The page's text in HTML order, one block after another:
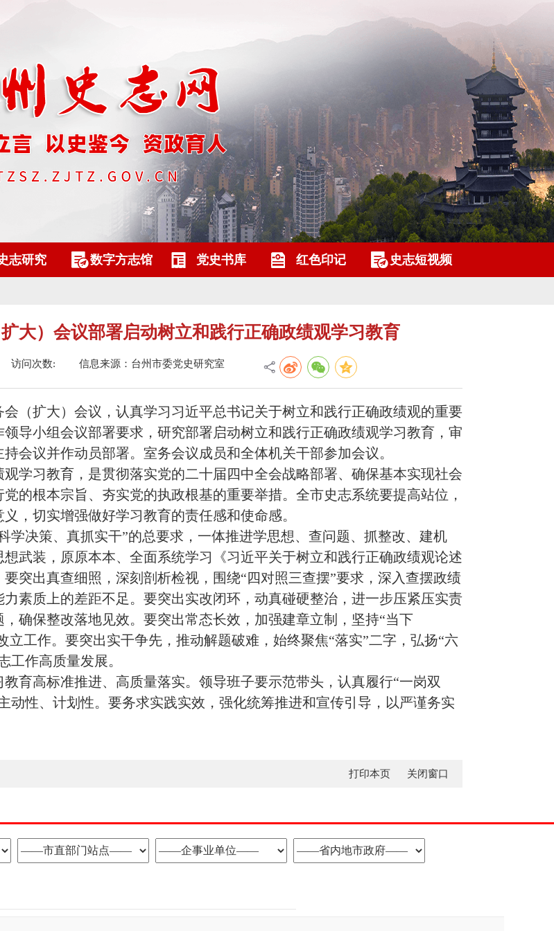
志研究 数字方志馆 党史书库 红色印记 史志短视频
大）会议部署启动树立和践行正确政绩观学习教育
访问次数: 信息来源：台州市委党史研究室
（扩大）会议，认真学习习近平总书记关于树立和践行正确政绩观的重要
导小组会议部署要求，研究部署启动树立和践行正确政绩观学习教育，审
会议并作动员部署。室务会议成员和全体机关干部参加会议。
学习教育，是贯彻落实党的二十届四中全会战略部署、确保基本实现社会
的根本宗旨、夯实党的执政根基的重要举措。全市史志系统要提高站位，
，切实增强做好学习教育的责任感和使命感。
学决策、真抓实干”的总要求，一体推进学思想、查问题、抓整改、建机
武装，原原本本、全面系统学习《习近平关于树立和践行正确政绩观论述
突出真查细照，深刻剖析检视，围绕“四对照三查摆”要求，深入查摆政绩
素质上的差距不足。要突出实改闭环，动真碰硬整治，进一步压紧压实责
确保整改落地见效。要突出常态长效，加强建章立制，坚持“当下
立工作。要突出实干争先，推动解题破难，始终聚焦“落实”二字，弘扬“六
工作高质量发展。
育高标准推进、高质量落实。领导班子要示范带头，认真履行“一岗双
动性、计划性。要务求实践实效，强化统筹推进和宣传引导，以严谨务实
打印本页 关闭窗口